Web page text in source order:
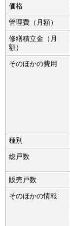
価格
管理費（月額）
修繕積立金（月
額）
そのほかの費用
種別
総戸数
販売戸数
そのほかの情報